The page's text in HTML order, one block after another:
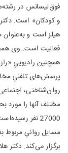
فوق‌لیسانس در
و کودکان» است.
هیلز است و به‌عنوان
همچنین رادیوییِ
پرسش‌های تلفنیِ
روان‌شناختی،
مختلف آنها را مورد
27000 نفر
مسایل روانیِ مربوط
برگزار می‌کند. دکتر